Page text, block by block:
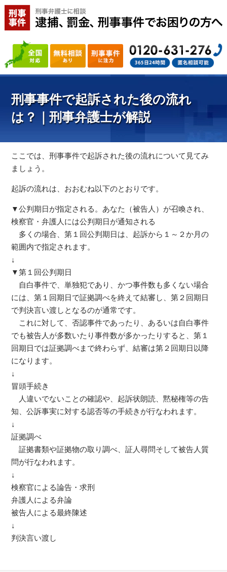
刑事事件で起訴された後の流れ
は？｜刑事弁護士が解説
ここでは、刑事事件で起訴された後の流れについて見てみ
ましょう。
起訴の流れは、おおむね以下のとおりです。
▼公判期日が指定される。あなた（被告人）が召喚され、
検察官・弁護人には公判期日が通知される
多くの場合、第１回公判期日は、起訴から１～２か月の
範囲内で指定されます。
↓
▼第１回公判期日
自白事件で、単独犯であり、かつ事件数も多くない場合
には、第１回期日で証拠調べを終えて結審し、第２回期日
で判決言い渡しとなるのが通常です。
これに対して、否認事件であったり、あるいは自白事件
でも被告人が多数いたり事件数が多かったりすると、第１
回期日では証拠調べまで終わらず、結審は第２回期日以降
になります。
↓
冒頭手続き
人違いでないことの確認や、起訴状朗読、黙秘権等の告
知、公訴事実に対する認否等の手続きが行なわれます。
↓
証拠調べ
証拠書類や証拠物の取り調べ、証人尋問そして被告人質
問が行なわれます。
↓
検察官による論告・求刑
弁護人による弁論
被告人による最終陳述
↓
判決言い渡し